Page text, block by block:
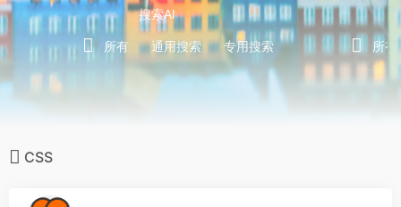
搜索AI
所有 通用搜索 专用搜索 所有
CSS